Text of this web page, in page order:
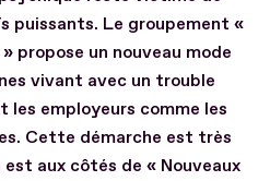
puissants. Le groupement «
propose un nouveau mode
vivant avec un trouble
les employeurs comme les
Cette démarche est très
est aux côtés de « Nouveaux